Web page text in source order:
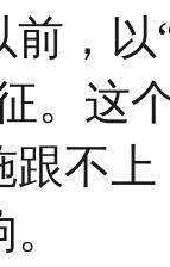
，
。这
跟不